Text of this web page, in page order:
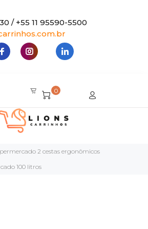
/ +55 11 95590-5500
0
2 cestas ergonômicos
100 litros